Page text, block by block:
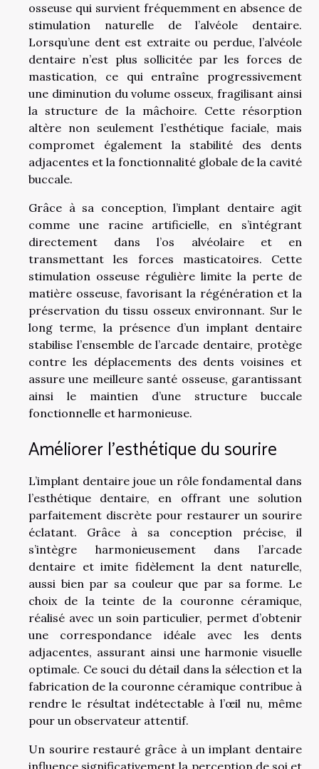
osseuse qui survient fréquemment en absence de
stimulation naturelle de l’alvéole dentaire.
Lorsqu’une dent est extraite ou perdue, l’alvéole
dentaire n’est plus sollicitée par les forces de
mastication, ce qui entraîne progressivement
une diminution du volume osseux, fragilisant ainsi
la structure de la mâchoire. Cette résorption
altère non seulement l’esthétique faciale, mais
compromet également la stabilité des dents
adjacentes et la fonctionnalité globale de la cavité
buccale.
Grâce à sa conception, l’implant dentaire agit
comme une racine artificielle, en s’intégrant
directement dans l’os alvéolaire et en
transmettant les forces masticatoires. Cette
stimulation osseuse régulière limite la perte de
matière osseuse, favorisant la régénération et la
préservation du tissu osseux environnant. Sur le
long terme, la présence d’un implant dentaire
stabilise l’ensemble de l’arcade dentaire, protège
contre les déplacements des dents voisines et
assure une meilleure santé osseuse, garantissant
ainsi le maintien d’une structure buccale
fonctionnelle et harmonieuse.
Améliorer l’esthétique du sourire
L’implant dentaire joue un rôle fondamental dans
l’esthétique dentaire, en offrant une solution
parfaitement discrète pour restaurer un sourire
éclatant. Grâce à sa conception précise, il
s’intègre harmonieusement dans l’arcade
dentaire et imite fidèlement la dent naturelle,
aussi bien par sa couleur que par sa forme. Le
choix de la teinte de la couronne céramique,
réalisé avec un soin particulier, permet d’obtenir
une correspondance idéale avec les dents
adjacentes, assurant ainsi une harmonie visuelle
optimale. Ce souci du détail dans la sélection et la
fabrication de la couronne céramique contribue à
rendre le résultat indétectable à l’œil nu, même
pour un observateur attentif.
Un sourire restauré grâce à un implant dentaire